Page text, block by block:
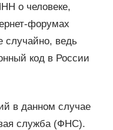
о человеке,
форумах
случайно, ведь
код в России
в данном случае
служба (ФНС).